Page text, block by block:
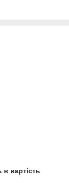
вартість